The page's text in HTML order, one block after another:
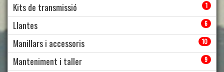
Kits de transmissió 1
Llantes 6
Manillars i accessoris 10
Manteniment i taller 9